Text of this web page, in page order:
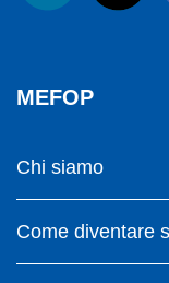
MEFOP
Chi siamo
Come diventare